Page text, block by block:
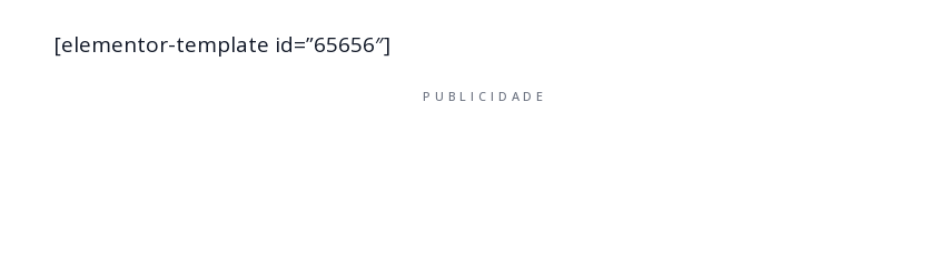
[elementor-template id=”65656″]
PUBLICIDADE